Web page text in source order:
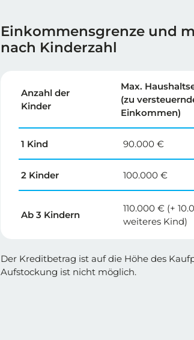
Einkommensgrenze und
nach Kinderzahl
Anzahl der
Kinder
Max.
(zu
Einkommen)
1 Kind 90.000 €
2 Kinder 100.000 €
Ab 3 Kindern
110.000 € (+
weiteres Kind)
Der Kreditbetrag ist auf die Höhe des
Aufstockung ist nicht möglich.